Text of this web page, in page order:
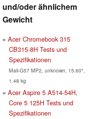
und/oder ähnlichem
Gewicht
Acer Chromebook 315
CB315-8H Tests und
Spezifikationen
Mali-G57 MP2, unknown, 15.60",
1.48 kg
Acer Aspire 5 A514-54H,
Core 5 125H Tests und
Spezifikationen